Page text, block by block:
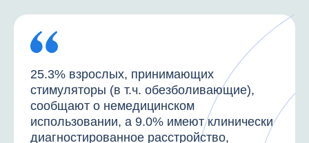
25.3% взрослых, принимающих
стимуляторы (в т.ч. обезболивающие),
сообщают о немедицинском
использовании, а 9.0% имеют клинически
диагностированное расстройство,